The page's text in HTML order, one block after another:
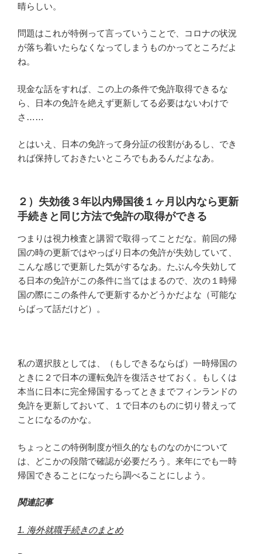
晴らしい。
問題はこれが特例って言っていうことで、コロナの状況
が落ち着いたらなくなってしまうものかってところだよ
ね。
現金な話をすれば、この上の条件で免許取得できるな
ら、日本の免許を絶えず更新してる必要はないわけで
さ……
とはいえ、日本の免許って身分証の役割があるし、でき
れば保持しておきたいところでもあるんだよなあ。
２）失効後３年以内帰国後１ヶ月以内なら更新
手続きと同じ方法で免許の取得ができる
つまりは視力検査と講習で取得ってことだな。前回の帰
国の時の更新ではやっぱり日本の免許が失効していて、
こんな感じで更新した気がするなあ。たぶん今失効して
る日本の免許がこの条件に当てはまるので、次の１時帰
国の際にこの条件んで更新するかどうかだよな（可能な
らばって話だけど）。
私の選択肢としては、（もしできるならば）一時帰国の
ときに２で日本の運転免許を復活させておく。もしくは
本当に日本に完全帰国するってときまでフィンランドの
免許を更新しておいて、１で日本のものに切り替えって
ことになるのかな。
ちょっとこの特例制度が恒久的なものなのかについて
は、どこかの段階で確認が必要だろう。来年にでも一時
帰国できることになったら調べることにしよう。
関連記事
1. 海外就職手続きのまとめ